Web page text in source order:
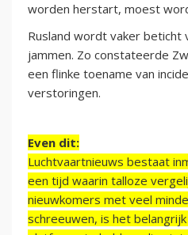
worden herstart, moest
Rusland wordt vaker
jammen. Zo constateerde
een flinke toename van
verstoringen.
Even dit:
Luchtvaartnieuws bestaat
een tijd waarin talloze
nieuwkomers met veel
schreeuwen, is het